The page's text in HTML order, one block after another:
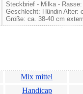
Steckbrief - Milka -
Geschlecht: Hündin Alter:
Größe: ca. 38-40 cm
Mix mittel
Handicap